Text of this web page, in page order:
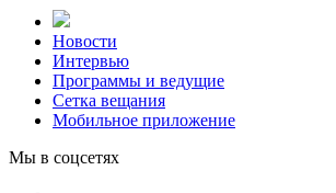
Новости
Интервью
Программы и ведущие
Сетка вещания
Мобильное приложение
Мы в соцсетях